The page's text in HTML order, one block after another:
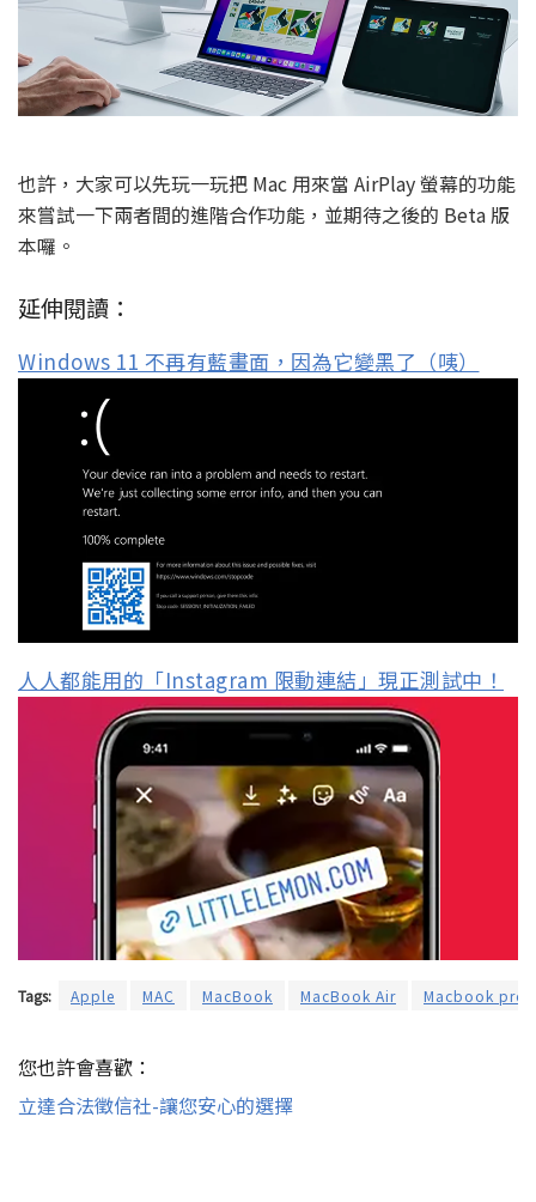
也許，大家可以先玩一玩把 Mac 用來當 AirPlay 螢幕的功能
來嘗試一下兩者間的進階合作功能，並期待之後的 Beta 版
本囉。
延伸閱讀：
Windows 11 不再有藍畫面，因為它變黑了（咦）
人人都能用的「Instagram 限動連結」現正測試中！
Tags: Apple MAC MacBook MacBook Air Macbook pro
您也許會喜歡：
立達合法徵信社-讓您安心的選擇